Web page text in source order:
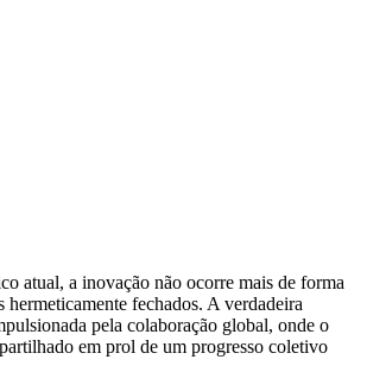
atual, a inovação não ocorre mais de forma
hermeticamente fechados. A verdadeira
pela colaboração global, onde o
em prol de um progresso coletivo